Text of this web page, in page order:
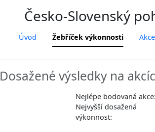
Česko-Slovenský
Úvod Žebříček výkonnosti
Dosažené výsledky na
Nejlépe bodovaná akce:
Nejvyšší dosažená
výkonnost: